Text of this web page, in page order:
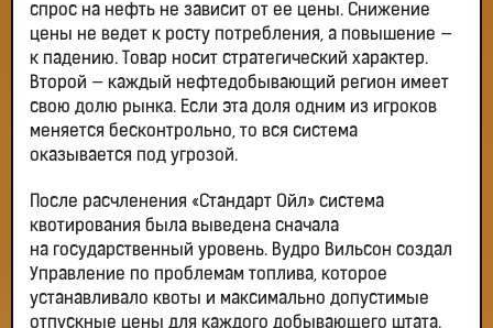
спрос на нефть не зависит от ее цены. Снижение
цены не ведет к росту потребления, а повышение —
к падению. Товар носит стратегический характер.
Второй — каждый нефтедобывающий регион имеет
свою долю рынка. Если эта доля одним из игроков
меняется бесконтрольно, то вся система
оказывается под угрозой.
После расчленения «Стандарт Ойл» система
квотирования была выведена сначала
на государственный уровень. Вудро Вильсон создал
Управление по проблемам топлива, которое
устанавливало квоты и максимально допустимые
отпускные цены для каждого добывающего штата.